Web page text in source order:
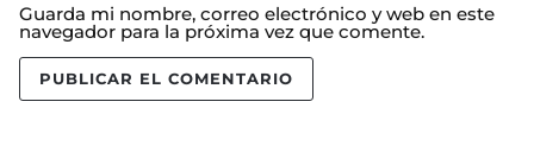
Guarda mi nombre, correo electrónico y web en este
navegador para la próxima vez que comente.